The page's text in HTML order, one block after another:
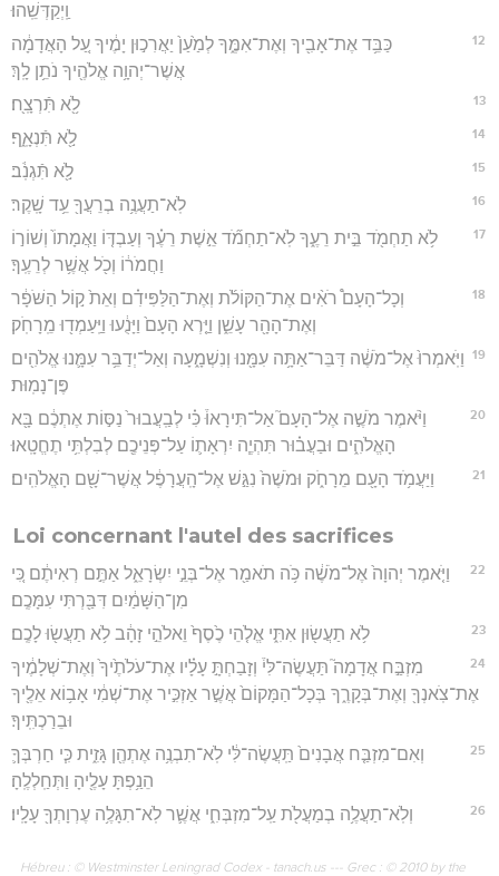
וַֽיְקַדְּשֵֽׁהוּ׃
12
כַּבֵּ֥ד אֶת־אָבִ֖יךָ וְאֶת־אִמֶּ֑ךָ לְמַ֙עַן֙ יַאֲרִכ֣וּן יָמֶ֔יךָ עַ֚ל הָאֲדָמָ֔ה
אֲשֶׁר־יְהוָ֥ה אֱלֹהֶ֖יךָ נֹתֵ֥ן לָֽךְ׃
13 לֹ֥֖א תִּֿרְצָֽ֖ח׃
14 לֹ֣֖א תִּֿנְאָֽ֑ף׃
15 לֹ֣֖א תִּֿגְנֹֽ֔ב׃
16 לֹֽא־תַעֲנֶ֥ה בְרֵעֲךָ֖ עֵ֥ד שָֽׁקֶר׃
17
לֹ֥א תַחְמֹ֖ד בֵּ֣ית רֵעֶ֑ךָ לֹֽא־תַחְמֹ֞ד אֵ֣שֶׁת רֵעֶ֗ךָ וְעַבְדּ֤וֹ וַאֲמָתוֹ֙ וְשׁוֹר֣וֹ
וַחֲמֹר֔וֹ וְכֹ֖ל אֲשֶׁ֥ר לְרֵעֶֽךָ׃
18
וְכָל־הָעָם֩ רֹאִ֨ים אֶת־הַקּוֹלֹ֜ת וְאֶת־הַלַּפִּידִ֗ם וְאֵת֙ ק֣וֹל הַשֹּׁפָ֔ר
וְאֶת־הָהָ֖ר עָשֵׁ֑ן וַיַּ֤רְא הָעָם֙ וַיָּנֻ֔עוּ וַיַּֽעַמְד֖וּ מֵֽרָחֹֽק׃
19
וַיֹּֽאמְרוּ֙ אֶל־מֹשֶׁ֔ה דַּבֵּר־אַתָּ֥ה עִמָּ֖נוּ וְנִשְׁמָ֑עָה וְאַל־יְדַבֵּ֥ר עִמָּ֛נוּ אֱלֹהִ֖ים
פֶּן־נָמֽוּת׃
20
וַיֹּ֨אמֶר מֹשֶׁ֣ה אֶל־הָעָם֮ אַל־תִּירָאוּ֒ כִּ֗י לְבַֽעֲבוּר֙ נַסּ֣וֹת אֶתְכֶ֔ם בָּ֖א
הָאֱלֹהִ֑ים וּבַעֲב֗וּר תִּהְיֶ֧ה יִרְאָת֛וֹ עַל־פְּנֵיכֶ֖ם לְבִלְתִּ֥י תֶחֱטָֽאוּ׃
21 וַיַּעֲמֹ֥ד הָעָ֖ם מֵרָחֹ֑ק וּמֹשֶׁה֙ נִגַּ֣שׁ אֶל־הָֽעֲרָפֶ֔ל אֲשֶׁר־שָׁ֖ם הָאֱלֹהִֽים׃
Loi concernant l'autel des sacrifices
22
וַיֹּ֤אמֶר יְהוָה֙ אֶל־מֹשֶׁ֔ה כֹּ֥ה תֹאמַ֖ר אֶל־בְּנֵ֣י יִשְׂרָאֵ֑ל אַתֶּ֣ם רְאִיתֶ֔ם כִּ֚י
מִן־הַשָּׁמַ֔יִם דִּבַּ֖רְתִּי עִמָּכֶֽם׃
23 לֹ֥א תַעֲשׂ֖וּן אִתִּ֑י אֱלֹ֤הֵי כֶ֙סֶף֙ וֵאלֹהֵ֣י זָהָ֔ב לֹ֥א תַעֲשׂ֖וּ לָכֶֽם׃
24
מִזְבַּ֣ח אֲדָמָה֮ תַּעֲשֶׂה־לִּי֒ וְזָבַחְתָּ֣ עָלָ֗יו אֶת־עֹלֹתֶ֙יךָ֙ וְאֶת־שְׁלָמֶ֔יךָ
אֶת־צֹֽאנְךָ֖ וְאֶת־בְּקָרֶ֑ךָ בְּכָל־הַמָּקוֹם֙ אֲשֶׁ֣ר אַזְכִּ֣יר אֶת־שְׁמִ֔י אָב֥וֹא אֵלֶ֖יךָ
וּבֵרַכְתִּֽיךָ׃
25
וְאִם־מִזְבַּ֤ח אֲבָנִים֙ תַּֽעֲשֶׂה־לִּ֔י לֹֽא־תִבְנֶ֥ה אֶתְהֶ֖ן גָּזִ֑ית כִּ֧י חַרְבְּךָ֛
הֵנַ֥פְתָּ עָלֶ֖יהָ וַתְּחַֽלְלֶֽהָ׃
26 וְלֹֽא־תַעֲלֶ֥ה בְמַעֲלֹ֖ת עַֽל־מִזְבְּחִ֑י אֲשֶׁ֛ר לֹֽא־תִגָּלֶ֥ה עֶרְוָתְךָ֖ עָלָֽיו׃
Hébreu : © Westminster Leningrad Codex - tanach.us --- Grec : © 2010 by the